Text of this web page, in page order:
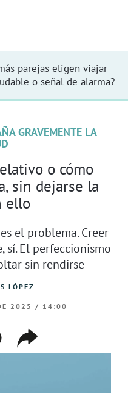
parejas eligen viajar
o señal de alarma?
GRAVEMENTE LA
o cómo
sin dejarse la
ello
el problema. Creer
sí. El perfeccionismo
sin rendirse
LÓPEZ
2025 / 14:00
compartir
enlace